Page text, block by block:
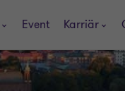
Event Karriär